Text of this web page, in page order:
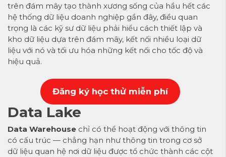
trên đám mây tạo thành xương sống của hầu hết các
hệ thống dữ liệu doanh nghiệp gần đây, điều quan
trọng là các kỹ sư dữ liệu phải hiểu cách thiết lập và
kho dữ liệu dựa trên đám mây, kết nối nhiều loại dữ
liệu với nó và tối ưu hóa những kết nối cho tốc độ và
hiệu quả.
Đăng ký học thử miễn phí
Data Lake
Data Warehouse chỉ có thể hoạt động với thông tin
có cấu trúc — chẳng hạn như thông tin trong cơ sở
dữ liệu quan hệ nơi dữ liệu được tổ chức thành các cột